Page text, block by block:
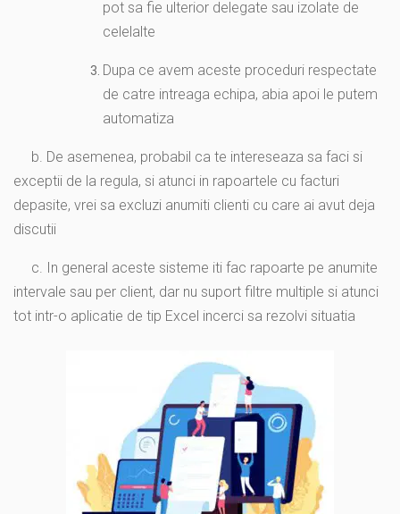
pot sa fie ulterior delegate sau izolate de
celelalte
Dupa ce avem aceste proceduri respectate
de catre intreaga echipa, abia apoi le putem
automatiza
b. De asemenea, probabil ca te intereseaza sa faci si
exceptii de la regula, si atunci in rapoartele cu facturi
depasite, vrei sa excluzi anumiti clienti cu care ai avut deja
discutii
c. In general aceste sisteme iti fac rapoarte pe anumite
intervale sau per client, dar nu suport filtre multiple si atunci
tot intr-o aplicatie de tip Excel incerci sa rezolvi situatia